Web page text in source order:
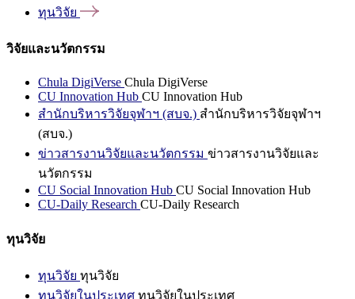
ทุนวิจัย
วิจัยและนวัตกรรม
Chula DigiVerse Chula DigiVerse
CU Innovation Hub CU Innovation Hub
สำนักบริหารวิจัยจุฬาฯ (สบจ.) สำนักบริหารวิจัยจุฬาฯ
(สบจ.)
ข่าวสารงานวิจัยและนวัตกรรม ข่าวสารงานวิจัยและ
นวัตกรรม
CU Social Innovation Hub CU Social Innovation Hub
CU-Daily Research CU-Daily Research
ทุนวิจัย
ทุนวิจัย ทุนวิจัย
ทุนวิจัยในประเทศ ทุนวิจัยในประเทศ